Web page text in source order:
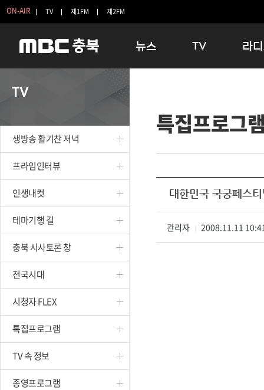
ON-AIR TV 제1FM 제2FM
뉴스
보은
옥천
TV
인생내컷
테마기행 길
시청자 FLEX
특집프로그램
종영프로그램
라
16:00 완
우리 고
TV
생방송 활기찬 저녁
프라임인터뷰
인생내컷
테마기행 길
충북 시사토론 창
전국시대
시청자 FLEX
특집프로그램
TV 속 정보
종영프로그램
특집프로그
대한민국 국궁페스
관리자 2008.11.11